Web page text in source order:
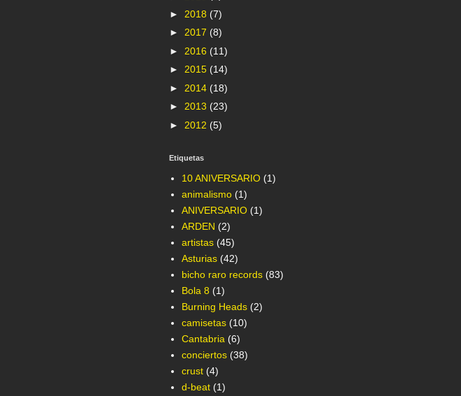
► 2018 (7)
► 2017 (8)
► 2016 (11)
► 2015 (14)
► 2014 (18)
► 2013 (23)
► 2012 (5)
Etiquetas
10 ANIVERSARIO (1)
animalismo (1)
ANIVERSARIO (1)
ARDEN (2)
artistas (45)
Asturias (42)
bicho raro records (83)
Bola 8 (1)
Burning Heads (2)
camisetas (10)
Cantabria (6)
conciertos (38)
crust (4)
d-beat (1)